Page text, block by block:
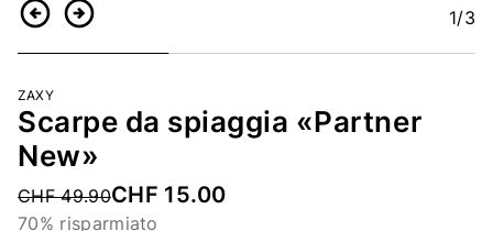
IndietroContinua 1/3
ZAXY
Scarpe da spiaggia «Partner
New»
Price reduced from
CHF 49.90CHF 15.00
70% risparmiato